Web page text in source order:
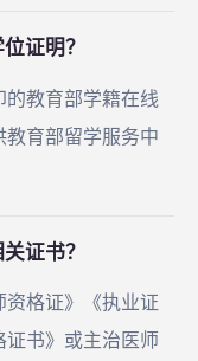
证明？
的教育部学籍在线
育部留学服务中
证书？
资格证》《执业证
证书》或主治医师